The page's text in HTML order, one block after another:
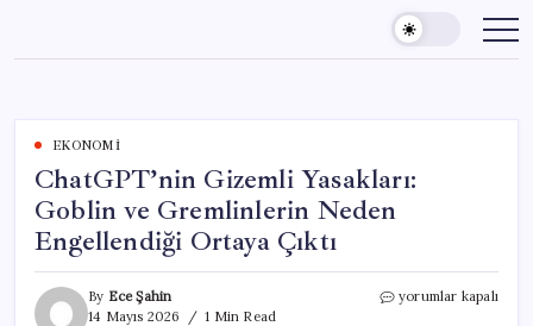
content
EKONOMI
ChatGPT’nin Gizemli Yasakları:
Goblin ve Gremlinlerin Neden
Engellendiği Ortaya Çıktı
By Ece Şahin
14 Mayıs 2026
1 Min Read
ChatGPT’nin
yorumlar kapalı